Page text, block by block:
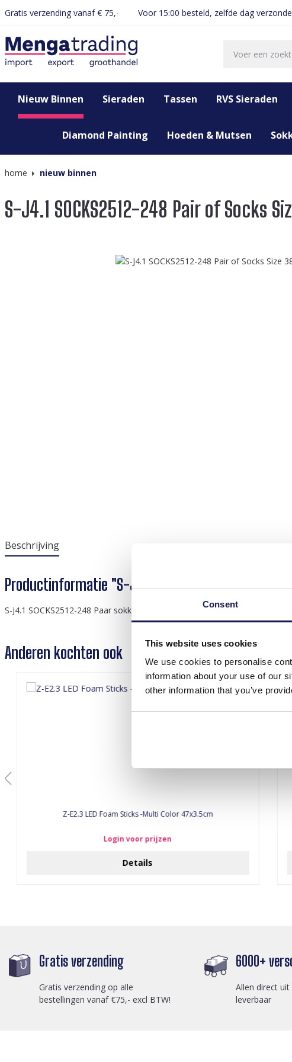
Consent
This website uses cookies
We use cookies to personalise
information about your use of our
other information that you’ve
Ga naar de hoofdnavigatie
Gratis verzending vanaf € 75,- Voor 15:00 besteld, zelfde dag
Nieuw Binnen Sieraden Tassen RVS Sieraden
Diamond Painting Hoeden & Mutsen
home nieuw binnen
S-J4.1 SOCKS2512-248 Pair of Socks
Afbeeldingengalerij overslaan
Beschrijving
Productinformatie "S-J4.1 SOCKS2512-248 Pair of
S-J4.1 SOCKS2512-248 Paar sokken maat 38-45 Basketbal
Anderen kochten ook
Z-E2.3 LED Foam Sticks -Multi Color 47x3.5cm
Login voor prijzen
Details
Gratis verzending
Gratis verzending op alle
bestellingen vanaf €75,- excl BTW!
6000+
Allen direct
leverbaar